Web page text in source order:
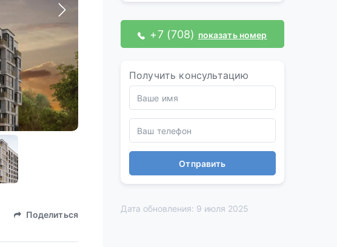
Поделиться
+7 (708) показать номер
Получить консультацию
Отправить
Дата обновления: 9 июля 2025